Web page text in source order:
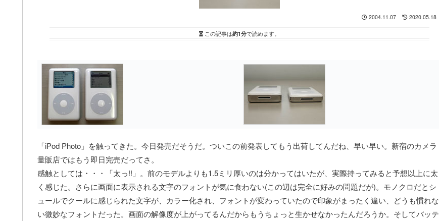
2004.11.07 2020.05.18
この記事は約1分で読めます。
「iPod Photo」を触ってきた。今日発売だそうだ。ついこの前発表してもう出荷してんだね、早い早い。新宿のカメラ
量販店ではもう即日完売だってさ。
感触としては・・・「太っ!!」。前のモデルよりも1.5ミリ厚いのは分かってはいたが、実際持ってみると予想以上に太
く感じた。さらに画面に表示される文字のフォントが気に食わない(この辺は完全に好みの問題だが)。モノクロだとシ
ュールでクールに感じられた文字が、カラー化され、フォントが変わっていたので印象がまったく違い、どうも慣れな
い微妙なフォントだった。画面の解像度が上がってるんだからもうちょっと生かせなかったんだろうか。そしてバッテ